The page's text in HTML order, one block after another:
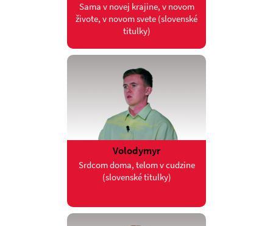
Sama v novej krajine, v novom
živote, v novom svete (slovenské
titulky)
Volodymyr
Srdcom doma, telom v cudzine
(slovenské titulky)